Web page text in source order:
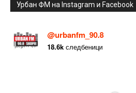
Урбан ФМ на Instagram и Facebook
@urbanfm_90.8
18.6k следбеници